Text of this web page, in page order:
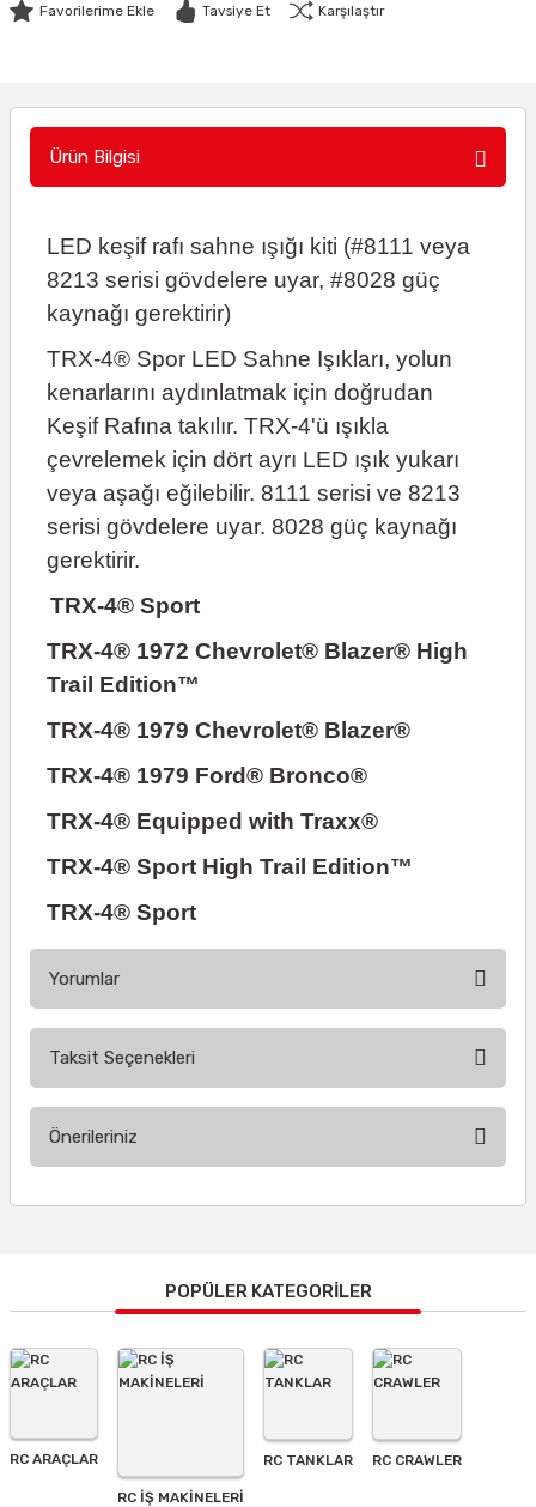
Tavsiye Et Karşılaştır
Ürün Bilgisi
LED keşif rafı sahne ışığı kiti (#8111 veya
8213 serisi gövdelere uyar, #8028 güç
kaynağı gerektirir)
TRX-4® Spor LED Sahne Işıkları, yolun
kenarlarını aydınlatmak için doğrudan
Keşif Rafına takılır. TRX-4'ü ışıkla
çevrelemek için dört ayrı LED ışık yukarı
veya aşağı eğilebilir. 8111 serisi ve 8213
serisi gövdelere uyar. 8028 güç kaynağı
gerektirir.
TRX-4® Sport
TRX-4® 1972 Chevrolet® Blazer® High
Trail Edition™
TRX-4® 1979 Chevrolet® Blazer®
TRX-4® 1979 Ford® Bronco®
TRX-4® Equipped with Traxx®
TRX-4® Sport High Trail Edition™
TRX-4® Sport
Yorumlar
Taksit Seçenekleri
Önerileriniz
Görüş ve önerileriniz için teşekkür ederiz.
Ürün resmi kalitesiz, bozuk veya görüntülenemiyor.
Ürün açıklamasında eksik bilgiler bulunuyor.
Ürün fiyatı diğer sitelerden daha pahalı.
Bu ürüne benzer farklı alternatifler olmalı.
POPÜLER KATEGORİLER
RC ARAÇLAR
RC İŞ MAKİNELERİ
RC TANKLAR RC CRAWLER